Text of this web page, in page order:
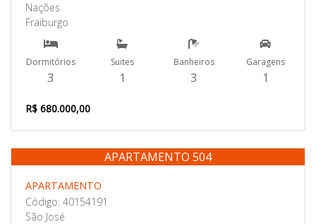
Nações
Fraiburgo
Dormitórios
3
Suites
1
Banheiros
3
Garagens
1
R$ 680.000,00
Venda
APARTAMENTO 504
APARTAMENTO
Código: 40154191
São José